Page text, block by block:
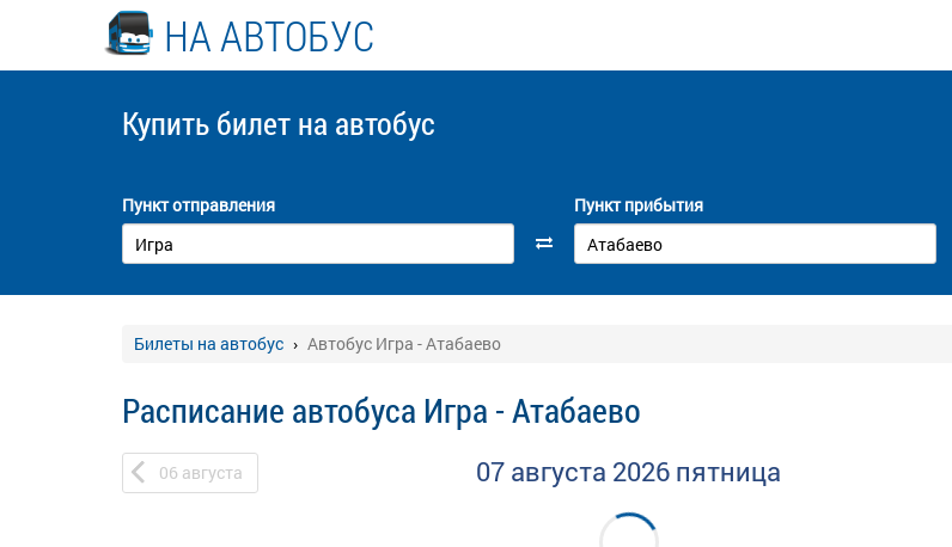
НА АВТОБУС
Купить билет на автобус
Пункт отправления Пункт прибытия
Билеты на автобус Автобус Игра - Атабаево
Расписание автобуса Игра - Атабаево
06 августа 07 августа 2026 пятница